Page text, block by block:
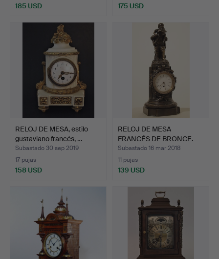
185 USD 175 USD
RELOJ DE MESA, estilo
gustaviano francés, …
Subastado 30 sep 2019
17 pujas
158 USD
RELOJ DE MESA
FRANCÉS DE BRONCE.
Subastado 16 mar 2018
11 pujas
139 USD